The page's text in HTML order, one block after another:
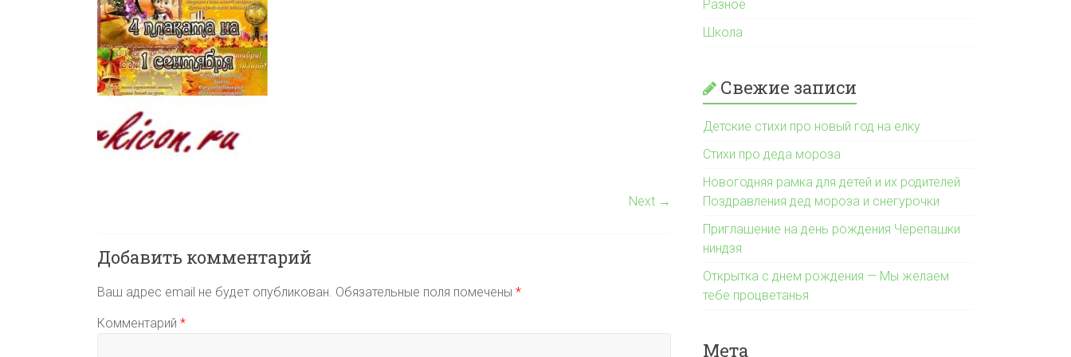
Next →
Добавить комментарий
Ваш адрес email не будет опубликован. Обязательные поля помечены *
Комментарий *
Разное
Школа
Свежие записи
Детские стихи про новый год на елку
Стихи про деда мороза
Новогодняя рамка для детей и их родителей
Поздравления дед мороза и снегурочки
Приглашение на день рождения Черепашки
ниндзя
Открытка с днем рождения — Мы желаем
тебе процветанья
Мета